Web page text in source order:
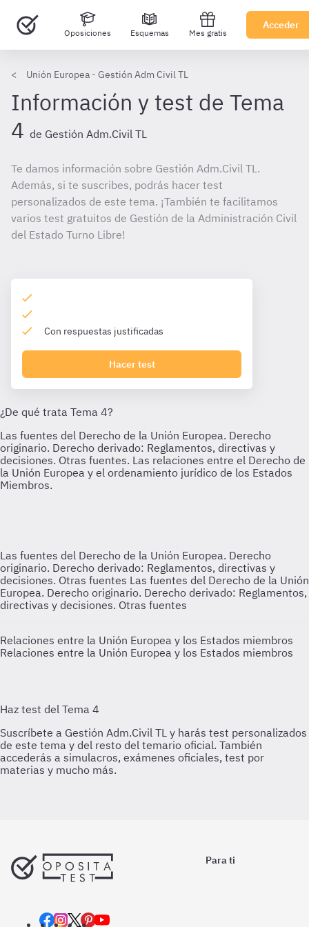
Oposiciones Esquemas Mes gratis
Acceder
Unión Europea - Gestión Adm Civil TL
Información y test de Tema
4 de Gestión Adm.Civil TL
Te damos información sobre Gestión Adm.Civil TL.
Además, si te suscribes, podrás hacer test
personalizados de este tema. ¡También te facilitamos
varios test gratuitos de Gestión de la Administración Civil
del Estado Turno Libre!
Con respuestas justificadas
Hacer test
Las fuentes del Derecho de la Unión Europea. Derecho
originario. Derecho derivado: Reglamentos, directivas y
decisiones. Otras fuentes Las fuentes del Derecho de la Unión
Europea. Derecho originario. Derecho derivado: Reglamentos,
directivas y decisiones. Otras fuentes
Relaciones entre la Unión Europea y los Estados miembros
Relaciones entre la Unión Europea y los Estados miembros
Para ti